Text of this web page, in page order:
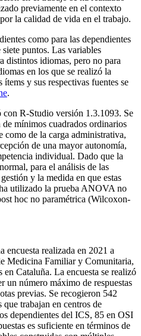
previamente en el contexto
la calidad de vida en el trabajo.
como para las dependientes
puntos. Las variables
distintos idiomas, pero no para
en los que se realizó la
y sus respectivas fuentes se
.
con R-Studio versión 1.3.1093. Se
mínimos cuadrados ordinarios
como de la carga administrativa,
de una mayor autonomía,
individual. Dado que la
para el análisis de las
y la medida en que estas
utilizado la prueba ANOVA no
hoc no paramétrica (Wilcoxon-
encuesta realizada en 2021 a
Medicina Familiar y Comunitaria,
Cataluña. La encuesta se realizó
un número máximo de respuestas
previas. Se recogieron 542
trabajan en centros de
dependientes del ICS, 85 en OSI
es suficiente en términos de